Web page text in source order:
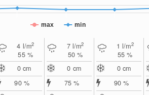
max min
4 l/m2
55 %
0cm
90 %
7 l/m2
50 %
0 cm
75 %
1l/m2
55 %
0 cm
90 %